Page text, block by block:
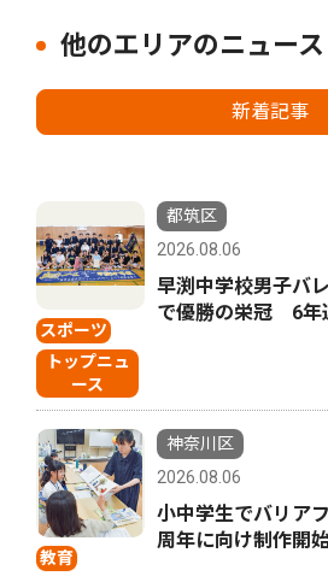
他のエリアのニュース
新着記事
スポーツ
トップニュ
ース
都筑区
2026.08.06
早渕中学校男子バ
で優勝の栄冠 6年
教育
神奈川区
2026.08.06
小中学生でバリア
周年に向け制作開